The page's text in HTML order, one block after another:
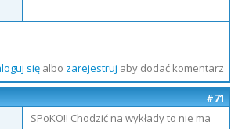
sięalbo zarejestruj aby dodać komentarz
#71
SPoKO!! Chodzić na wykłady to nie ma